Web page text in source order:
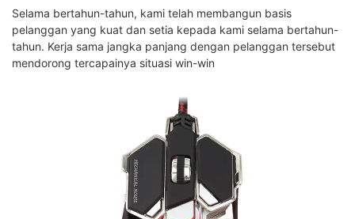
Selama bertahun-tahun, kami telah membangun basis
pelanggan yang kuat dan setia kepada kami selama bertahun-
tahun. Kerja sama jangka panjang dengan pelanggan tersebut
mendorong tercapainya situasi win-win